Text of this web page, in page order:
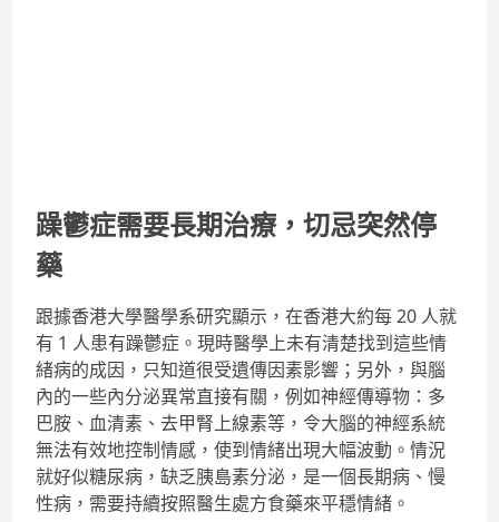
躁鬱症需要長期治療，切忌突然停
藥
跟據香港大學醫學系研究顯示，在香港大約每 20 人就
有 1 人患有躁鬱症。現時醫學上未有清楚找到這些情
緒病的成因，只知道很受遺傳因素影響；另外，與腦
內的一些內分泌異常直接有關，例如神經傳導物：多
巴胺、血清素、去甲腎上線素等，令大腦的神經系統
無法有效地控制情感，使到情緒出現大幅波動。情況
就好似糖尿病，缺乏胰島素分泌，是一個長期病、慢
性病，需要持續按照醫生處方食藥來平穩情緒。